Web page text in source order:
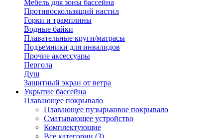
Мебель для зоны бассейна
Противоскользящий настил
Горки и трамплины
Водные байки
Плавательные круги/матрасы
Подъемники для инвалидов
Прочие аксессуары
Пергола
Душ
Защитный экран от ветра
Укрытие бассейна
Плавающее покрывало
Плавающее пузырьковое покрывало
Сматывающее устройство
Комплектующие
Все категории (3)